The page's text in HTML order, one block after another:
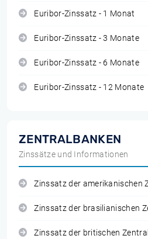
Euribor-Zinssatz - 1 Monat
Euribor-Zinssatz - 3 Monate
Euribor-Zinssatz - 6 Monate
Euribor-Zinssatz - 12 Monate
ZENTRALBANKEN
Zinssätze und Informationen
Zinssatz der amerikanischen
Zinssatz der brasilianischen
Zinssatz der britischen